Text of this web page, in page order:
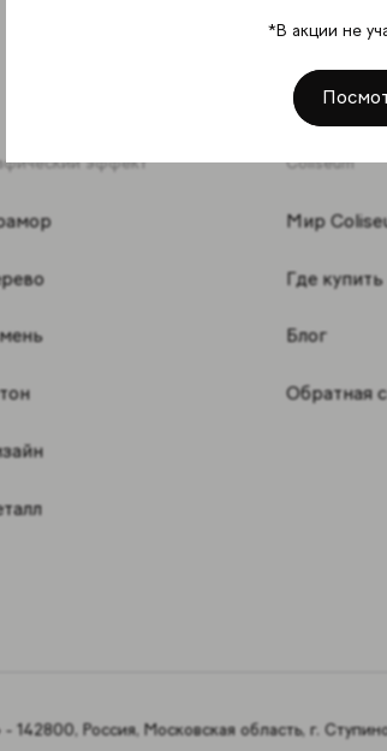
*В акции не
эффект Coliseum
Мир
Где купить
Блог
Обратная
142800, Россия, Московская область, г.